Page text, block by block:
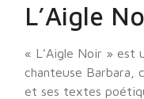
L’Aigle
« L’Aigle Noir » est
chanteuse Barbara,
et ses textes